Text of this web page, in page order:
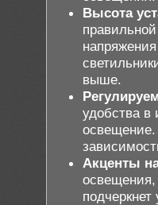
Высота
выше.
удобства в
освещение.
Акценты
освещения,